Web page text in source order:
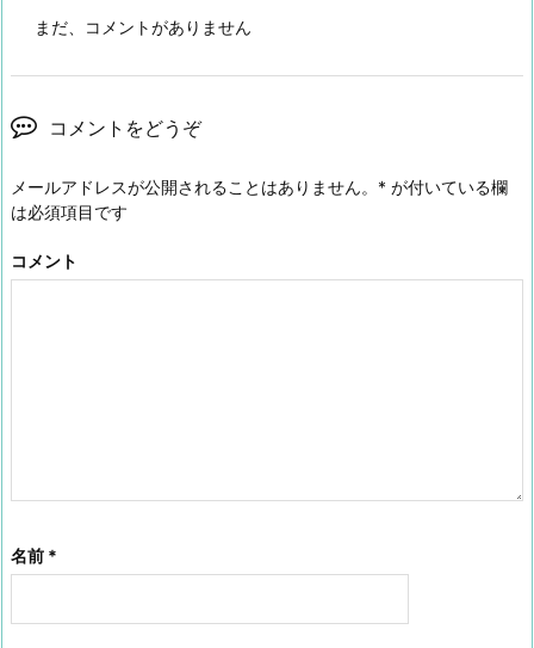
まだ、コメントがありません
コメントをどうぞ
メールアドレスが公開されることはありません。 * が付いている欄
は必須項目です
コメント
名前 *